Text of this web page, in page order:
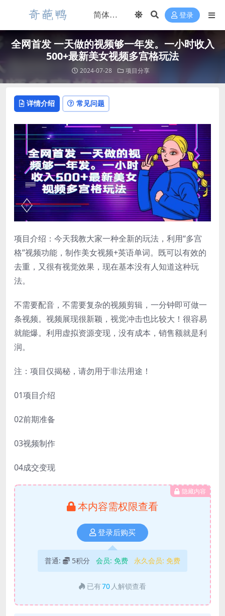
登录
全网首发 一天做的视频够一年发。一小时收入
500+最新美女视频多宫格玩法
2024-07-28 项目分享
详情介绍 常见问题
项目介绍：今天我教大家一种全新的玩法，利用“多宫
格”视频功能，制作美女视频+英语单词。既可以有效的
去重，又很有视觉效果，现在基本没有人知道这种玩
法。
不需要配音，不需要复杂的视频剪辑，一分钟即可做一
条视频。视频展现很新颖，视觉冲击也比较大！很容易
就能爆。利用虚拟资源变现，没有成本，销售额就是利
润。
注：项目仅揭秘，请勿用于非法用途！
01项目介绍
02前期准备
03视频制作
04成交变现
隐藏内容
本内容需权限查看
登录后购买
普通: 5积分 会员: 免费 永久会员: 免费
已有70 人解锁查看